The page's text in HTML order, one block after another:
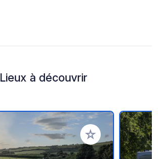
Lieux à découvrir
Ajouter à vos